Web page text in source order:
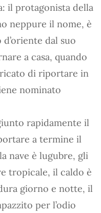
il protagonista della
neppure il nome, è
dal suo
a casa, quando
di riportare in
nominato
rapidamente il
a termine il
nave è lugubre, gli
tropicale, il caldo è
giorno e notte, il
per l’odio